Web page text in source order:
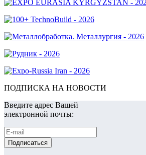
ПОДПИСКА НА НОВОСТИ
Введите адрес Вашей
электронной почты: